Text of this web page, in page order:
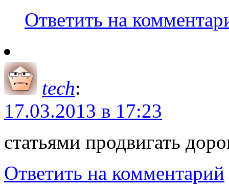
Ответить на
tech:
17.03.2013 в 17:23
статьями продвигать
Ответить на комментарий